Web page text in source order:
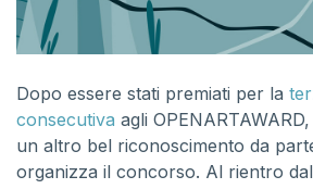
Dopo essere stati premiati per la
consecutiva agli
un altro bel riconoscimento da
organizza il concorso. Al rientro